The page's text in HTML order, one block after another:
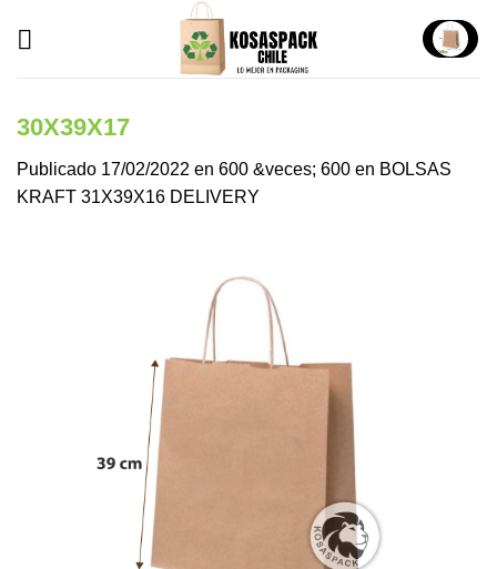
30X39X17
Publicado 17/02/2022 en 600 &veces; 600 en BOLSAS
KRAFT 31X39X16 DELIVERY